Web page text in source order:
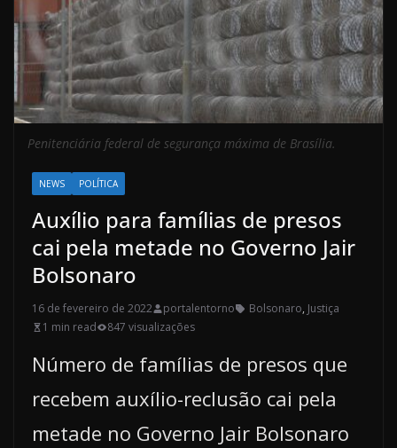
Penitenciária federal de segurança máxima de Brasília.
NEWS POLÍTICA
Auxílio para famílias de presos
cai pela metade no Governo Jair
Bolsonaro
16 de fevereiro de 2022 portalentorno Bolsonaro, Justiça
1 min read
847 visualizações
Número de famílias de presos que
recebem auxílio-reclusão cai pela
metade no Governo Jair Bolsonaro